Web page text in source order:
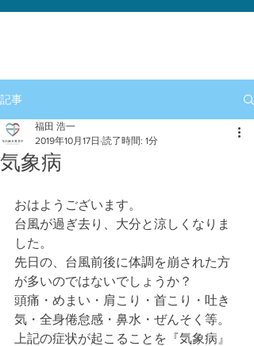
記事
気象病
福田 浩一
2019年10月17日 読了時間: 1分
おはようございます。
台風が過ぎ去り、大分と涼しくなりま
した。
先日の、台風前後に体調を崩された方
が多いのではないでしょうか？
頭痛・めまい・肩こり・首こり・吐き
気・全身倦怠感・鼻水・ぜんそく等。
上記の症状が起こることを『気象病』